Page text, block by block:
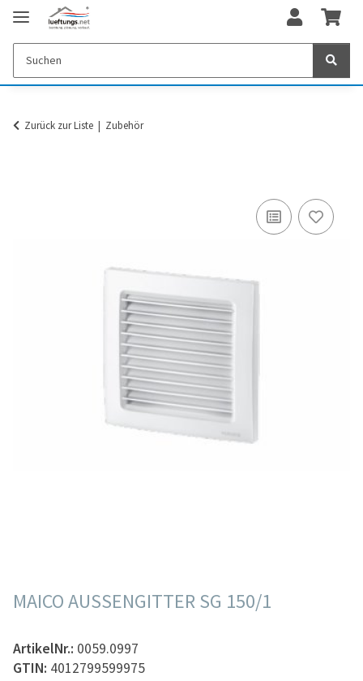
Zurück zur Liste Zubehör
MAICO AUSSENGITTER SG 150/1
ArtikelNr.: 0059.0997
GTIN: 4012799599975